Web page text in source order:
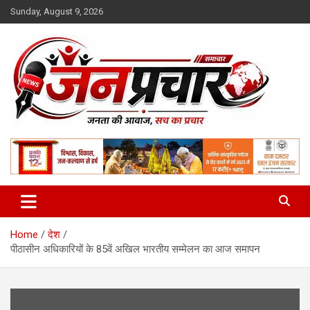
Skip
to
Sunday, August 9, 2026
:: जनप्रचार ::
Home
देश
पीठासीन अधिकारियों के 85वें अखिल भारतीय सम्‍मेलन का आज समापन